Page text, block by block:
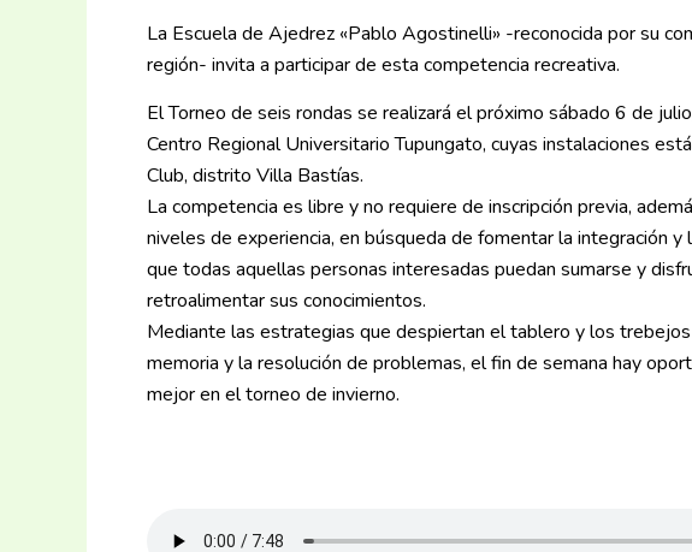
La Escuela de Ajedrez «Pablo Agostinelli» -reconocida por su
región- invita a participar de esta competencia recreativa.
El Torneo de seis rondas se realizará el próximo sábado 6 de
Centro Regional Universitario Tupungato, cuyas instalaciones
Club, distrito Villa Bastías.
La competencia es libre y no requiere de inscripción previa,
niveles de experiencia, en búsqueda de fomentar la integración
que todas aquellas personas interesadas puedan sumarse y
retroalimentar sus conocimientos.
Mediante las estrategias que despiertan el tablero y los
memoria y la resolución de problemas, el fin de semana hay
mejor en el torneo de invierno.